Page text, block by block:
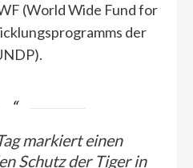
(World Wide Fund for
der
markiert einen
Schutz der Tiger in